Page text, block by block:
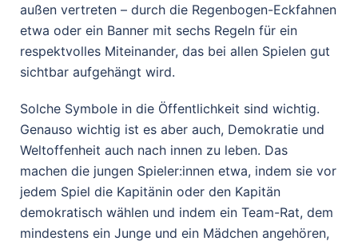
außen vertreten – durch die Regenbogen-Eckfahnen
etwa oder ein Banner mit sechs Regeln für ein
respektvolles Miteinander, das bei allen Spielen gut
sichtbar aufgehängt wird.
Solche Symbole in die Öffentlichkeit sind wichtig.
Genauso wichtig ist es aber auch, Demokratie und
Weltoffenheit auch nach innen zu leben. Das
machen die jungen Spieler:innen etwa, indem sie vor
jedem Spiel die Kapitänin oder den Kapitän
demokratisch wählen und indem ein Team-Rat, dem
mindestens ein Junge und ein Mädchen angehören,